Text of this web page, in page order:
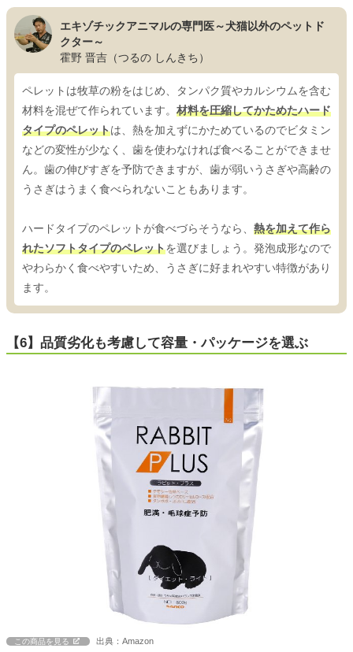
エキゾチックアニマルの専門医～犬猫以外のペットド
クター～
霍野 晋吉（つるの しんきち）
ペレットは牧草の粉をはじめ、タンパク質やカルシウムを含む
材料を混ぜて作られています。 材料を圧縮してかためたハード
タイプのペレットは、熱を加えずにかためているのでビタミン
などの変性が少なく、歯を使わなければ食べることができませ
ん。歯の伸びすぎを予防できますが、歯が弱いうさぎや高齢の
うさぎはうまく食べられないこともあります。
ハードタイプのペレットが食べづらそうなら、 熱を加えて作ら
れたソフトタイプのペレットを選びましょう。発泡成形なので
やわらかく食べやすいため、うさぎに好まれやすい特徴があり
ます。
【6】品質劣化も考慮して容量・パッケージを選ぶ
この商品を見る 出典：Amazon